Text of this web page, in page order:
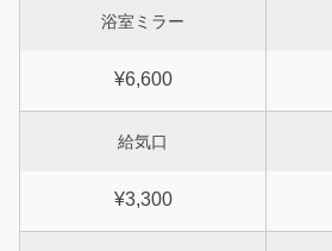
浴室ミラー
¥6,600
給気口
¥3,300